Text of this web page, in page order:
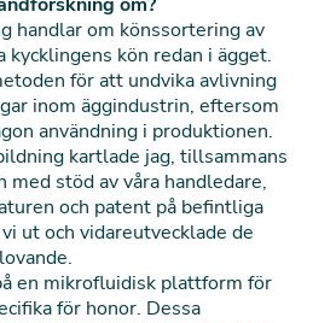
handlar om könssortering av
kön redan i ägget.
för att undvika avlivning
inom äggindustrin, eftersom
användning i produktionen.
kartlade jag, tillsammans
med stöd av våra handledare,
och patent på befintliga
ut och vidareutvecklade de
en mikrofluidisk plattform för
för honor. Dessa